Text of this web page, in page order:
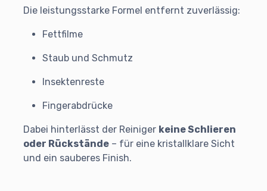
Die leistungsstarke Formel entfernt zuverlässig:
Fettfilme
Staub und Schmutz
Insektenreste
Fingerabdrücke
Dabei hinterlässt der Reiniger keine Schlieren
oder Rückstände – für eine kristallklare Sicht
und ein sauberes Finish.